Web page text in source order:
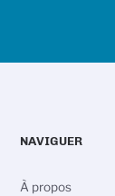
NAVIGUER
À propos